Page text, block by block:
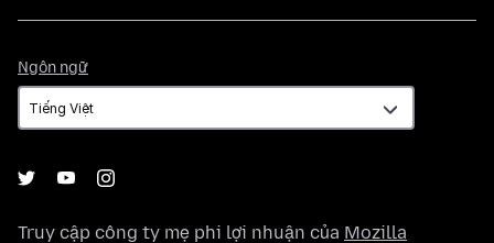
Ngôn ngữ
ngữ
Truy cập công ty mẹ phi lợi nhuận của Mozilla